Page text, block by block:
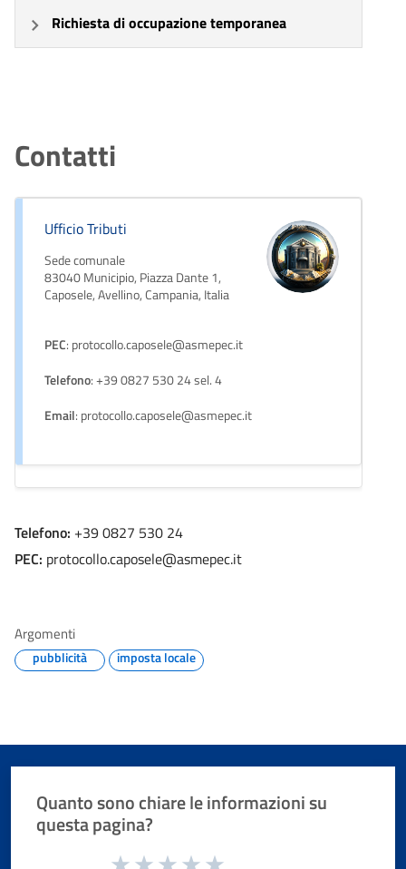
Richiesta di occupazione temporanea
Contatti
Ufficio Tributi
Sede comunale
83040 Municipio, Piazza Dante 1,
Caposele, Avellino, Campania, Italia
PEC: protocollo.caposele@asmepec.it
Telefono: +39 0827 530 24 sel. 4
Email: protocollo.caposele@asmepec.it
Telefono: +39 0827 530 24
PEC: protocollo.caposele@asmepec.it
Argomenti
pubblicità imposta locale
Quanto sono chiare le informazioni su
questa pagina?
Valuta da 1 a 5 stelle la pagina